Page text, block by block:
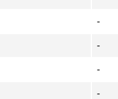
-
-
-
-